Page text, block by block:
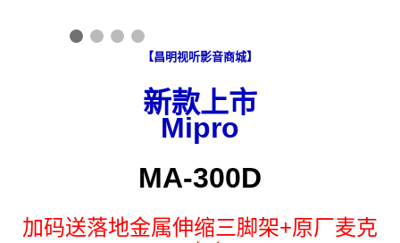
【昌明视听影音商城】
新款上市
Mipro
MA-300D
加码送落地金属伸缩三脚架+原厂麦克